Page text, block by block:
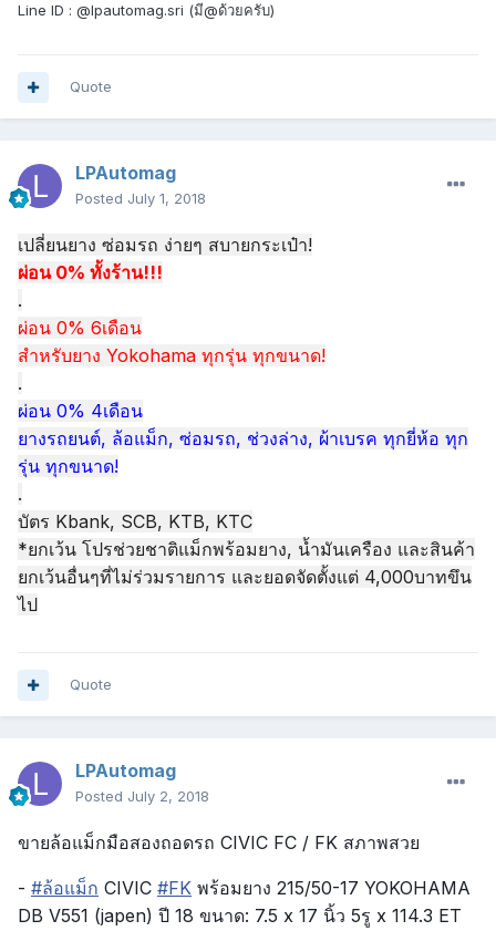
Line ID : @lpautomag.sri (มี@ด้วยครับ)
Quote
LPAutomag
Posted July 1, 2018
เปลี่ยนยาง ซ่อมรถ ง่ายๆ สบายกระเป๋า!
ผ่อน 0% ทั้งร้าน!!!
.
ผ่อน 0% 6เดือน
สำหรับยาง Yokohama ทุกรุ่น ทุกขนาด!
.
ผ่อน 0% 4เดือน
ยางรถยนต์, ล้อแม็ก, ซ่อมรถ, ช่วงล่าง, ผ้าเบรค ทุกยี่ห้อ ทุก
รุ่น ทุกขนาด!
.
บัตร Kbank, SCB, KTB, KTC
*ยกเว้น โปรช่วยชาติแม็กพร้อมยาง, น้ำมันเครือง และสินค้า
ยกเว้นอื่นๆที่ไม่ร่วมรายการ และยอดจัดตั้งแต่ 4,000บาทขึน
ไป
Quote
LPAutomag
Posted July 2, 2018
ขายล้อแม็กมือสองถอดรถ CIVIC FC / FK สภาพสวย
- #ล้อแม็ก CIVIC #FK พร้อมยาง 215/50-17 YOKOHAMA
DB V551 (japen) ปี 18 ขนาด: 7.5 x 17 นิ้ว 5รู x 114.3 ET